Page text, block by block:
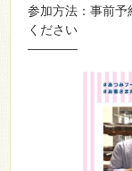
参加方法：事前
ください
————